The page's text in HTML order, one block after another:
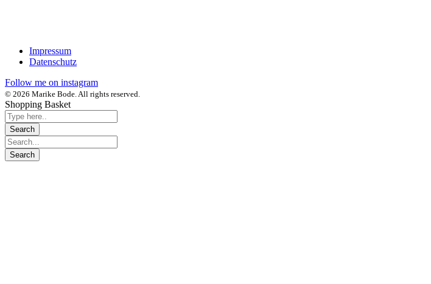
Impressum
Datenschutz
Follow me on instagram
© 2026 Marike Bode. All rights reserved.
Shopping Basket